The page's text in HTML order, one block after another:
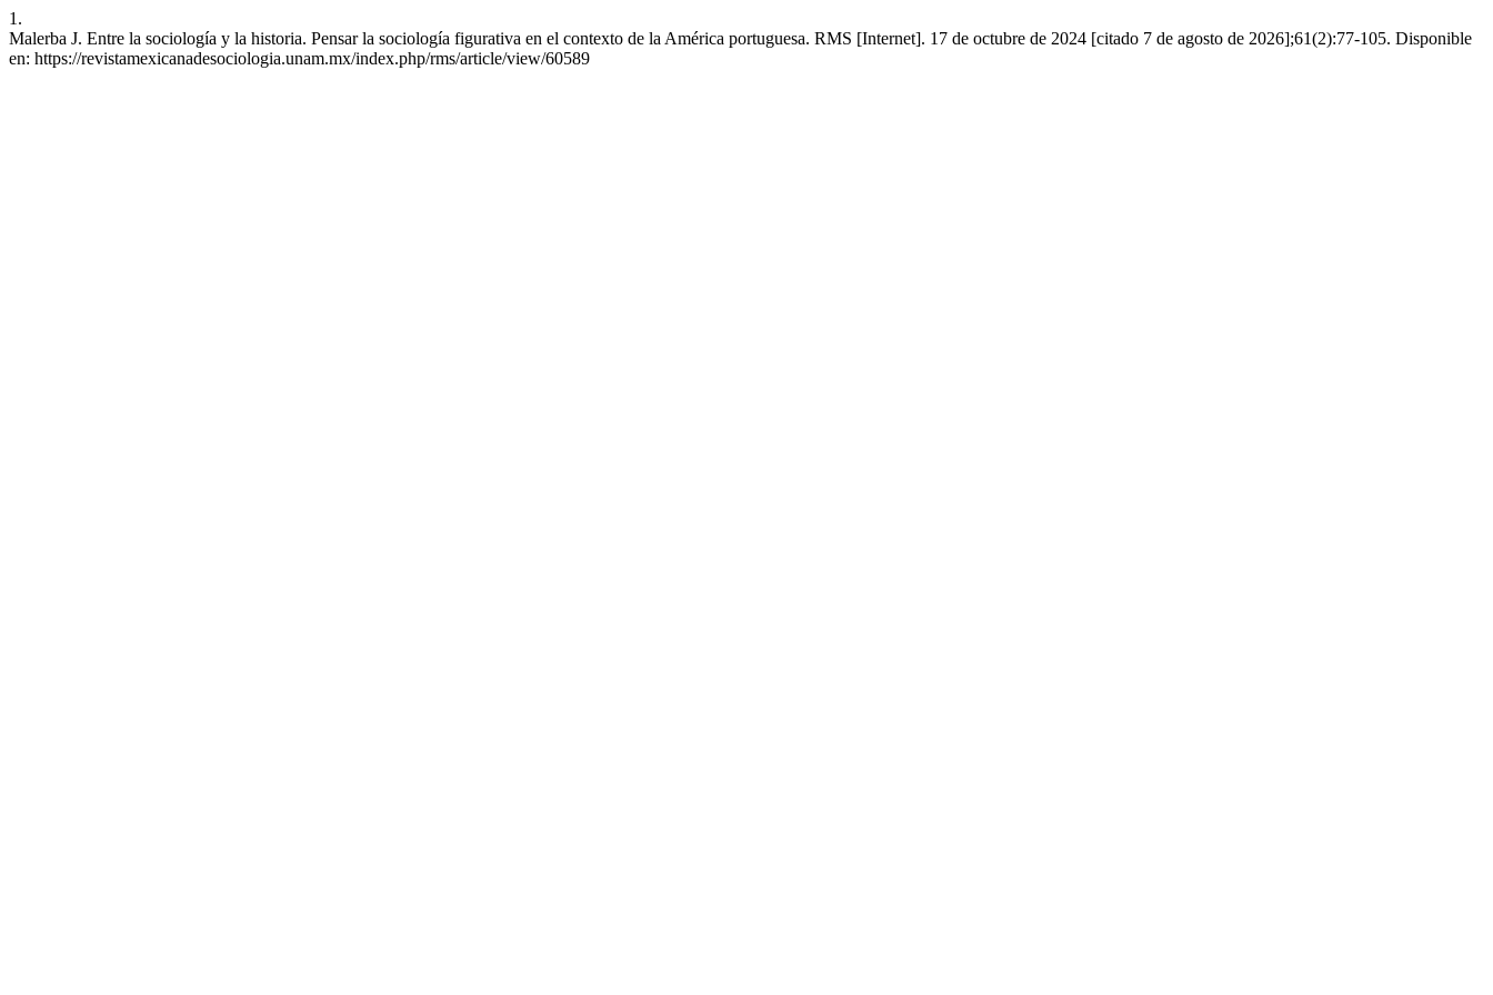
1.
Malerba J. Entre la sociología y la historia. Pensar la sociología figurativa en el contexto de la América portuguesa. RMS [Internet]. 17 de octubre de 2024 [citado 7 de agosto de 2026];61(2):77-105. Disponible
en: https://revistamexicanadesociologia.unam.mx/index.php/rms/article/view/60589